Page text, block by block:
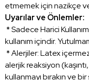
etmemek için nazikçe
Uyarılar ve Önlemler:
* Sadece Harici
kullanım içindir.
* Alerjiler: Latex
alerjik reaksiyon
kullanmayı bırakın ve bir